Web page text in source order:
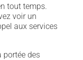
tout temps.
voir un
aux services
portée des